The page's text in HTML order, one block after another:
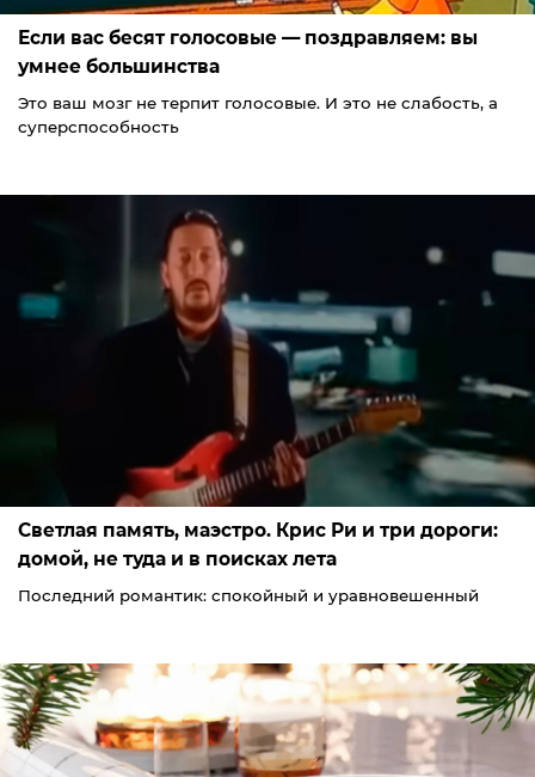
Если вас бесят голосовые — поздравляем: вы
умнее большинства
Это ваш мозг не терпит голосовые. И это не слабость, а
суперспособность
Светлая память, маэстро. Крис Ри и три дороги:
домой, не туда и в поисках лета
Последний романтик: спокойный и уравновешенный